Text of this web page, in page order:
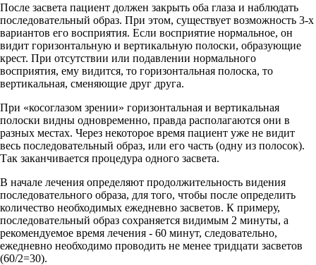
После засвета пациент должен закрыть оба глаза и наблюдать
последовательный образ. При этом, существует возможность 3-х
вариантов его восприятия. Если восприятие нормальное, он
видит горизонтальную и вертикальную полоски, образующие
крест. При отсутствии или подавлении нормального
восприятия, ему видится, то горизонтальная полоска, то
вертикальная, сменяющие друг друга.
При «косоглазом зрении» горизонтальная и вертикальная
полоски видны одновременно, правда располагаются они в
разных местах. Через некоторое время пациент уже не видит
весь последовательный образ, или его часть (одну из полосок).
Так заканчивается процедура одного засвета.
В начале лечения определяют продолжительность видения
последовательного образа, для того, чтобы после определить
количество необходимых ежедневно засветов. К примеру,
последовательный образ сохраняется видимым 2 минуты, а
рекомендуемое время лечения - 60 минут, следовательно,
ежедневно необходимо проводить не менее тридцати засветов
(60/2=30).